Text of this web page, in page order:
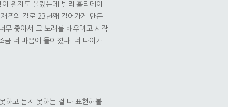
뭔지도 몰랐는데 빌리 홀리데이
즈의 길로 23년째 걸어가게 만든
무 좋아서 그 노래를 배우려고 시작
금 더 마음에 들어졌다. 더 나이가
하고 듣지 못하는 걸 다 표현해볼